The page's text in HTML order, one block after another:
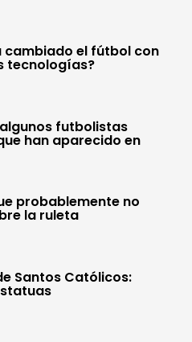
cambiado el fútbol con
tecnologías?
futbolistas
han aparecido en
probablemente no
la ruleta
Santos Católicos: